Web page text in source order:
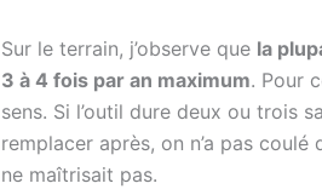
Sur le terrain, j’observe que la
3 à 4 fois par an maximum. Pour
sens. Si l’outil dure deux ou trois
remplacer après, on n’a pas coulé
ne maîtrisait pas.